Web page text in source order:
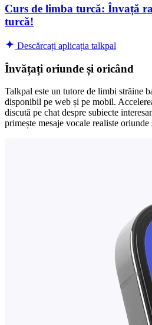
Curs de limba turcă: Învață
turcă!
Descărcați aplicația talkpal
Învățați oriunde și oricând
Talkpal este un tutore de limbi străine
disponibil pe web și pe mobil.
discută pe chat despre subiecte
primește mesaje vocale realiste